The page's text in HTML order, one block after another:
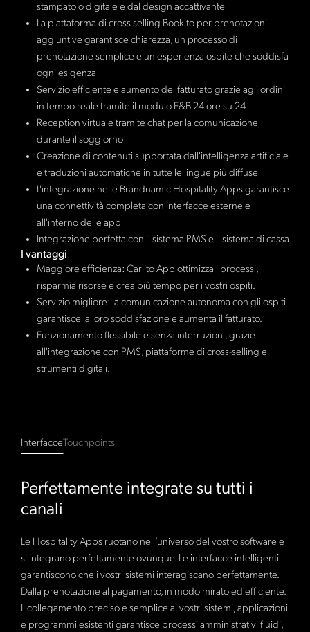
stampato o digitale e dal design accattivante
La piattaforma di cross selling Bookito per prenotazioni
aggiuntive garantisce chiarezza, un processo di
prenotazione semplice e un'esperienza ospite che soddisfa
ogni esigenza
Servizio efficiente e aumento del fatturato grazie agli ordini
in tempo reale tramite il modulo F&B 24 ore su 24
Reception virtuale tramite chat per la comunicazione
durante il soggiorno
Creazione di contenuti supportata dall'intelligenza artificiale
e traduzioni automatiche in tutte le lingue più diffuse
L'integrazione nelle Brandnamic Hospitality Apps garantisce
una connettività completa con interfacce esterne e
all'interno delle app
Integrazione perfetta con il sistema PMS e il sistema di cassa
I vantaggi
Maggiore efficienza: Carlito App ottimizza i processi,
risparmia risorse e crea più tempo per i vostri ospiti.
Servizio migliore: la comunicazione autonoma con gli ospiti
garantisce la loro soddisfazione e aumenta il fatturato.
Funzionamento flessibile e senza interruzioni, grazie
all'integrazione con PMS, piattaforme di cross-selling e
strumenti digitali.
InterfacceTouchpoints
Perfettamente integrate su tutti i
canali
Le Hospitality Apps ruotano nell’universo del vostro software e
si integrano perfettamente ovunque. Le interfacce intelligenti
garantiscono che i vostri sistemi interagiscano perfettamente.
Dalla prenotazione al pagamento, in modo mirato ed efficiente.
Il collegamento preciso e semplice ai vostri sistemi, applicazioni
e programmi esistenti garantisce processi amministrativi fluidi,